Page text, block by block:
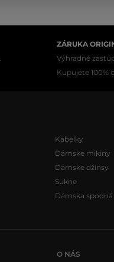
ZÁRUKA
Výhradné
Kupujete 100%
Kabelky
Dámske mikiny
Dámske džínsy
Sukne
Dámska spodná
O NÁS